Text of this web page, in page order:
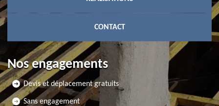
CONTACT
Nos engagements
Devis et déplacement gratuits
Sans engagement